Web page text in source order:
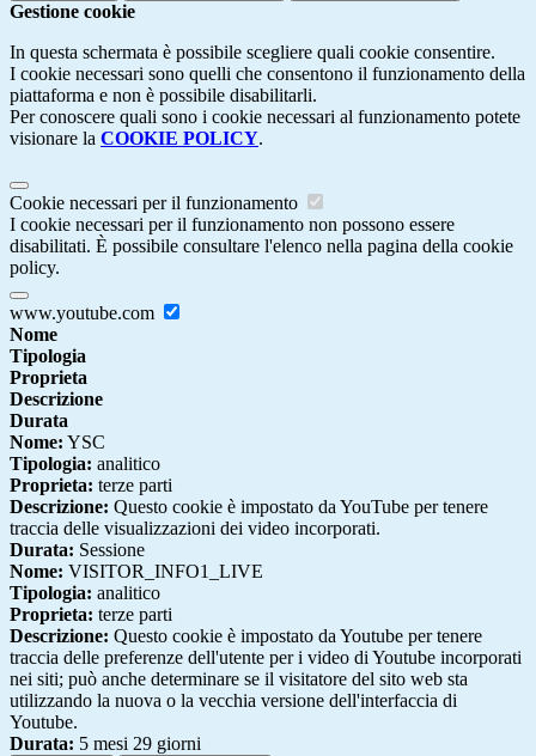
Gestione cookie
In questa schermata è possibile scegliere quali cookie consentire.
I cookie necessari sono quelli che consentono il funzionamento della
piattaforma e non è possibile disabilitarli.
Per conoscere quali sono i cookie necessari al funzionamento potete
visionare la COOKIE POLICY.
Cookie necessari per il funzionamento
I cookie necessari per il funzionamento non possono essere
disabilitati. È possibile consultare l'elenco nella pagina della cookie
policy.
www.youtube.com
Nome
Tipologia
Proprieta
Descrizione
Durata
Nome: YSC
Tipologia: analitico
Proprieta: terze parti
Descrizione: Questo cookie è impostato da YouTube per tenere
traccia delle visualizzazioni dei video incorporati.
Durata: Sessione
Nome: VISITOR_INFO1_LIVE
Tipologia: analitico
Proprieta: terze parti
Descrizione: Questo cookie è impostato da Youtube per tenere
traccia delle preferenze dell'utente per i video di Youtube incorporati
nei siti; può anche determinare se il visitatore del sito web sta
utilizzando la nuova o la vecchia versione dell'interfaccia di
Youtube.
Durata: 5 mesi 29 giorni